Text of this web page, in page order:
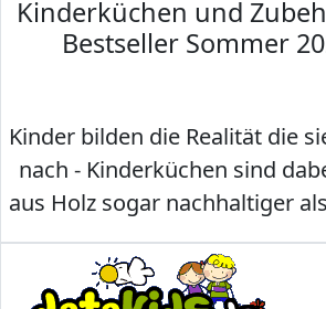
Kinderküchen und
Bestseller Sommer
Kinder bilden die Realität die
nach - Kinderküchen sind
aus Holz sogar nachhaltiger